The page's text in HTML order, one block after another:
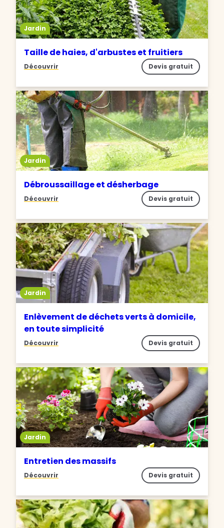
Jardin
Taille de haies, d'arbustes et fruitiers
Découvrir Devis gratuit
Jardin
Débroussaillage et désherbage
Découvrir Devis gratuit
Jardin
Enlèvement de déchets verts à domicile,
en toute simplicité
Découvrir Devis gratuit
Jardin
Entretien des massifs
Découvrir Devis gratuit